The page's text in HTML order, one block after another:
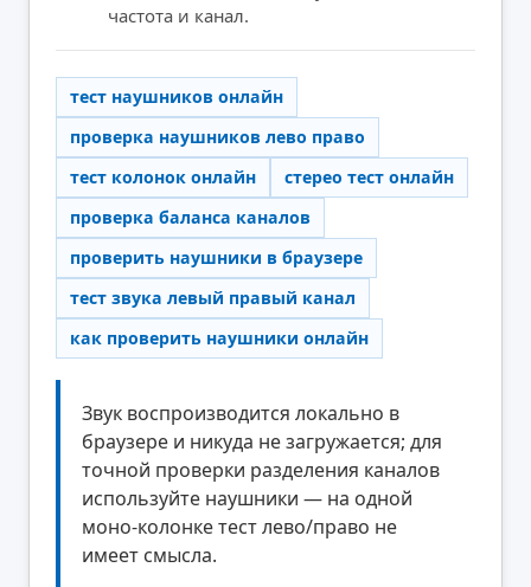
частота и канал.
тест наушников онлайн
проверка наушников лево право
тест колонок онлайн
стерео тест онлайн
проверка баланса каналов
проверить наушники в браузере
тест звука левый правый канал
как проверить наушники онлайн
Звук воспроизводится локально в
браузере и никуда не загружается; для
точной проверки разделения каналов
используйте наушники — на одной
моно-колонке тест лево/право не
имеет смысла.